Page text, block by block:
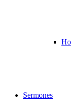
Sermones